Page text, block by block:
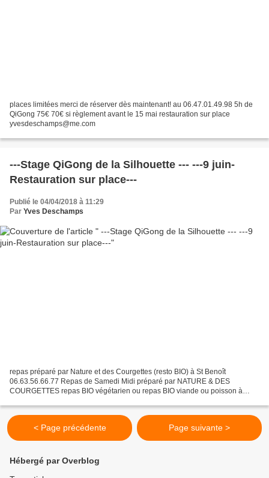
places limitées merci de réserver dès maintenant! au 06.47.01.49.98 5h de
QiGong 75€ 70€ si règlement avant le 15 mai restauration sur place
yvesdeschamps@me.com
---Stage QiGong de la Silhouette --- ---9 juin-
Restauration sur place---
Publié le 04/04/2018 à 11:29
Par Yves Deschamps
repas préparé par Nature et des Courgettes (resto BIO) à St Benoît
06.63.56.66.77 Repas de Samedi Midi préparé par NATURE & DES
COURGETTES repas BIO végétarien ou repas BIO viande ou poisson à
< Page précédente Page suivante >
Hébergé par Overblog